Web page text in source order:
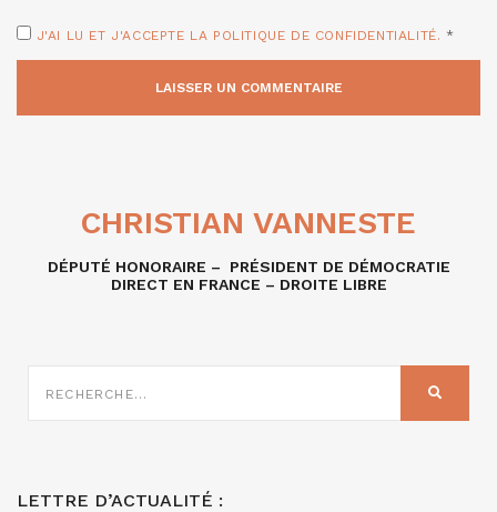
J'AI LU ET J'ACCEPTE LA POLITIQUE DE CONFIDENTIALITÉ. *
CHRISTIAN VANNESTE
DÉPUTÉ HONORAIRE – PRÉSIDENT DE DÉMOCRATIE
DIRECT EN FRANCE – DROITE LIBRE
SUR
LETTRE D’ACTUALITÉ :